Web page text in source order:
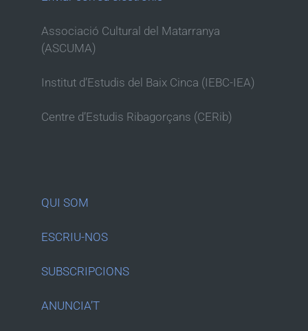
Associació Cultural del Matarranya
(ASCUMA)
Institut d’Estudis del Baix Cinca (IEBC-IEA)
Centre d’Estudis Ribagorçans (CERib)
QUI SOM
ESCRIU-NOS
SUBSCRIPCIONS
ANUNCIA’T